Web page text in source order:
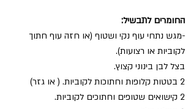
החומרים לתבשיל:
-מגש נתחי עוף נקי ושטוף (או חזה עוף חתוך
לקוביות או רצועות).
בצל לבן בינוני קצוץ.
2 בטטות קלופות וחתוכות לקוביות. ( או גזר)
2 קישואים שטופים וחתוכים לקוביות.